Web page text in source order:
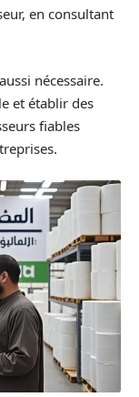
en consultant
nécessaire.
et établir des
fiables